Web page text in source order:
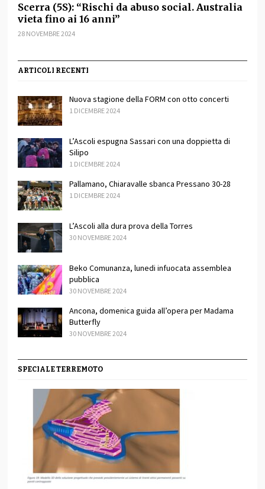
Scerra (5S): “Rischi da abuso social. Australia
vieta fino ai 16 anni”
28 NOVEMBRE 2024
ARTICOLI RECENTI
Nuova stagione della FORM con otto concerti
1 DICEMBRE 2024
L’Ascoli espugna Sassari con una doppietta di
Silipo
1 DICEMBRE 2024
Pallamano, Chiaravalle sbanca Pressano 30-28
1 DICEMBRE 2024
L’Ascoli alla dura prova della Torres
30 NOVEMBRE 2024
Beko Comunanza, lunedi infuocata assemblea
pubblica
30 NOVEMBRE 2024
Ancona, domenica guida all’opera per Madama
Butterfly
30 NOVEMBRE 2024
SPECIALE TERREMOTO